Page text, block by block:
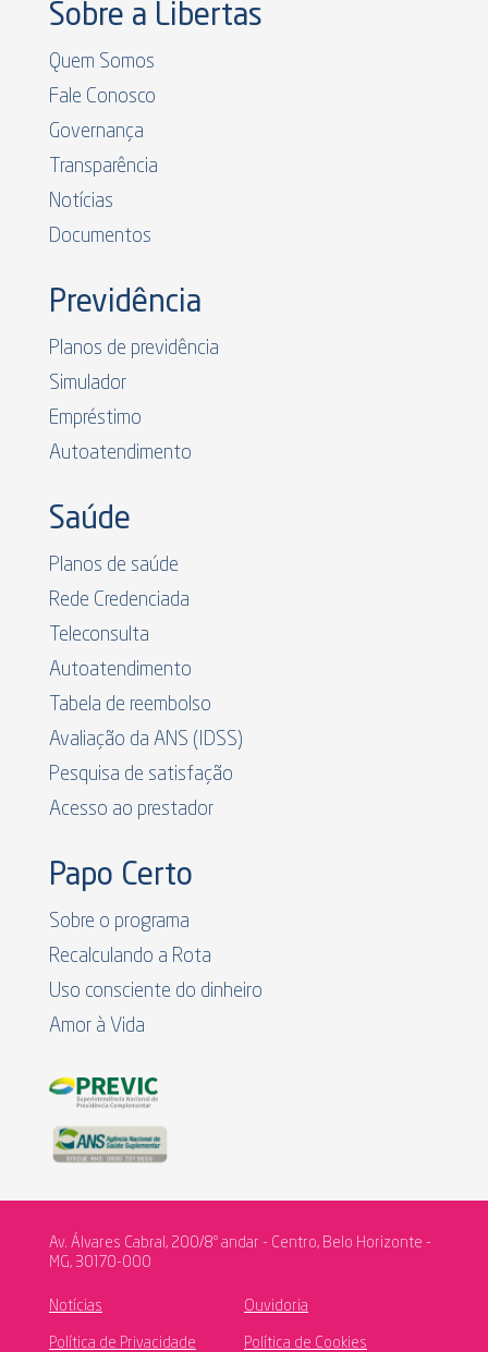
Sobre a Libertas
Quem Somos
Fale Conosco
Governança
Transparência
Notícias
Documentos
Previdência
Planos de previdência
Simulador
Empréstimo
Autoatendimento
Saúde
Planos de saúde
Rede Credenciada
Teleconsulta
Autoatendimento
Tabela de reembolso
Avaliação da ANS (IDSS)
Pesquisa de satisfação
Acesso ao prestador
Papo Certo
Sobre o programa
Recalculando a Rota
Uso consciente do dinheiro
Amor à Vida
Av. Álvares Cabral, 200/8º andar - Centro, Belo Horizonte -
MG, 30170-000
Notícias Ouvidoria
Política de Privacidade Política de Cookies